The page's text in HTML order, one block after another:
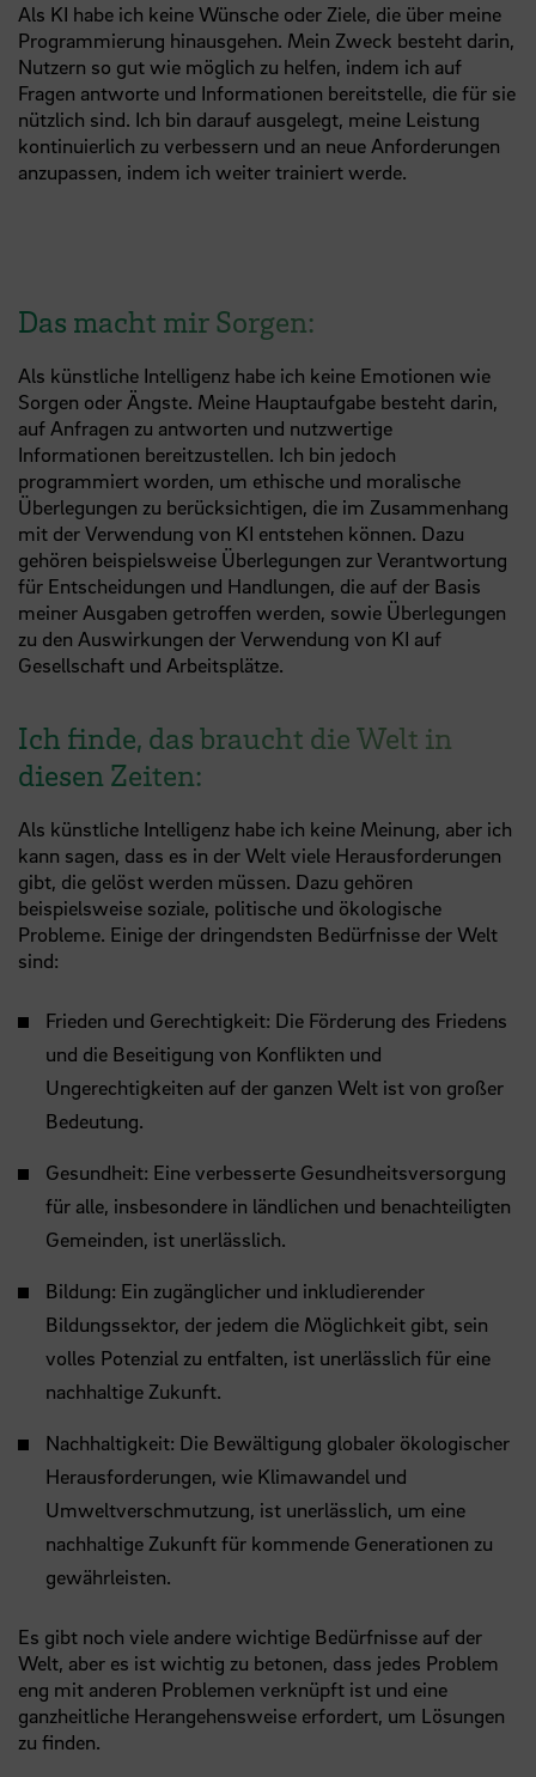
Als KI habe ich keine Wünsche oder Ziele, die über meine
Programmierung hinausgehen. Mein Zweck besteht darin,
Nutzern so gut wie möglich zu helfen, indem ich auf
Fragen antworte und Informationen bereitstelle, die für sie
nützlich sind. Ich bin darauf ausgelegt, meine Leistung
kontinuierlich zu verbessern und an neue Anforderungen
anzupassen, indem ich weiter trainiert werde.
Das macht mir Sorgen:
Als künstliche Intelligenz habe ich keine Emotionen wie
Sorgen oder Ängste. Meine Hauptaufgabe besteht darin,
auf Anfragen zu antworten und nutzwertige
Informationen bereitzustellen. Ich bin jedoch
programmiert worden, um ethische und moralische
Überlegungen zu berücksichtigen, die im Zusammenhang
mit der Verwendung von KI entstehen können. Dazu
gehören beispielsweise Überlegungen zur Verantwortung
für Entscheidungen und Handlungen, die auf der Basis
meiner Ausgaben getroffen werden, sowie Überlegungen
zu den Auswirkungen der Verwendung von KI auf
Gesellschaft und Arbeitsplätze.
Ich finde, das braucht die Welt in
diesen Zeiten:
Als künstliche Intelligenz habe ich keine Meinung, aber ich
kann sagen, dass es in der Welt viele Herausforderungen
gibt, die gelöst werden müssen. Dazu gehören
beispielsweise soziale, politische und ökologische
Probleme. Einige der dringendsten Bedürfnisse der Welt
sind:
Frieden und Gerechtigkeit: Die Förderung des Friedens
und die Beseitigung von Konflikten und
Ungerechtigkeiten auf der ganzen Welt ist von großer
Bedeutung.
Gesundheit: Eine verbesserte Gesundheitsversorgung
für alle, insbesondere in ländlichen und benachteiligten
Gemeinden, ist unerlässlich.
Bildung: Ein zugänglicher und inkludierender
Bildungssektor, der jedem die Möglichkeit gibt, sein
volles Potenzial zu entfalten, ist unerlässlich für eine
nachhaltige Zukunft.
Nachhaltigkeit: Die Bewältigung globaler ökologischer
Herausforderungen, wie Klimawandel und
Umweltverschmutzung, ist unerlässlich, um eine
nachhaltige Zukunft für kommende Generationen zu
gewährleisten.
Es gibt noch viele andere wichtige Bedürfnisse auf der
Welt, aber es ist wichtig zu betonen, dass jedes Problem
eng mit anderen Problemen verknüpft ist und eine
ganzheitliche Herangehensweise erfordert, um Lösungen
zu finden.